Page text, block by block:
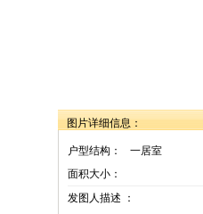
图片详细信息：
户型结构： 一居室
面积大小：
发图人描述 ：